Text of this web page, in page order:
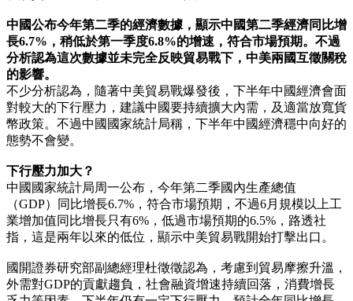
中國公布今年第二季的經濟數據，顯示中國第二季經濟同比增
長6.7%，稍低於第一季度6.8%的增速，符合市場預期。不過
分析認為這次數據並未完全反映貿易戰下，中美兩國互徵關稅
的影響。
不少分析認為，隨著中美貿易戰爆發後，下半年中國經濟會面
對較大的下行壓力，建議中國要持續擴大內需，及適當放寬貨
幣政策。不過中國國家統計局稱，下半年中國經濟穩中向好的
態勢不會變。
下行壓力加大？
中國國家統計局周一公布，今年第二季國內生產總值
（GDP）同比增長6.7%，符合市場預期，不過6月規模以上工
業增加值同比增長只有6%，低過市場預期的6.5%，路透社
指，這是兩年以來的低位，顯示中美貿易戰開始打擊出口。
國開證券研究部副總經理杜徵徵認為，考慮到貿易摩擦升溫，
外需對GDP的貢獻趨負，社會融資增速持續回落，消費增長